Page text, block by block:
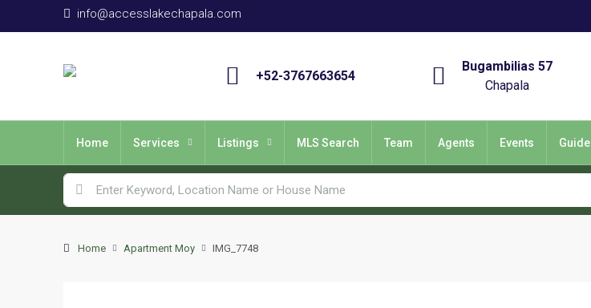
info@accesslakechapala.com
+52-3767663654
Bugambilias 57
Chapala
Home Services Listings MLS Search Team Agents Events Guide
Home Apartment Moy IMG_7748